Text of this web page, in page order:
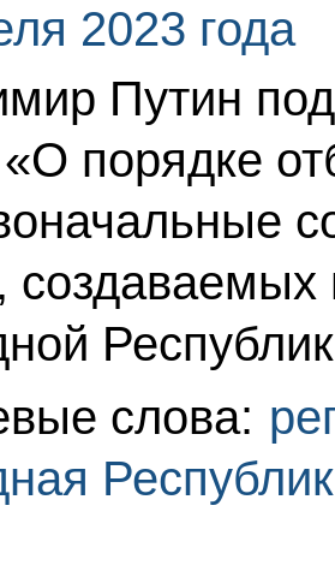
2023 года
Путин
порядке
слова: